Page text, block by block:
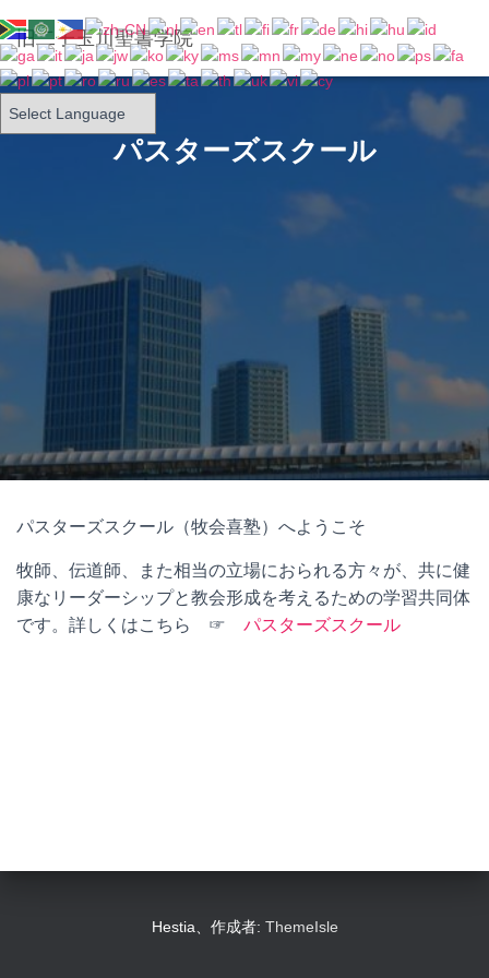
旧二子玉川聖書学院
パスターズスクール
パスターズスクール（牧会喜塾）へようこそ
牧師、伝道師、また相当の立場におられる方々が、共に健
康なリーダーシップと教会形成を考えるための学習共同体
です。詳しくはこちら ☞ パスターズスクール
Hestia、作成者: ThemeIsle